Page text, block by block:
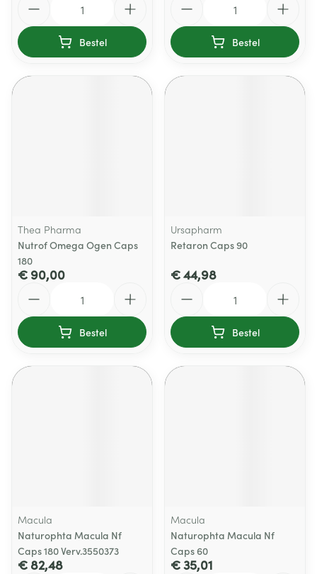
Bestel Bestel
Thea Pharma
Nutrof Omega Ogen Caps
180
€ 90,00
Bestel
Ursapharm
Retaron Caps 90
€ 44,98
Bestel
Macula
Naturophta Macula Nf
Caps 180 Verv.3550373
€ 82,48
Macula
Naturophta Macula Nf
Caps 60
€ 35,01